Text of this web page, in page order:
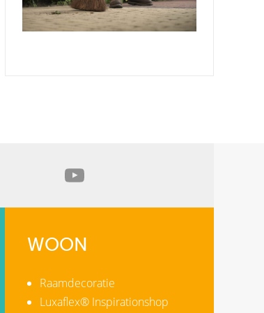
WOON
Raamdecoratie
Luxaflex® Inspirationshop